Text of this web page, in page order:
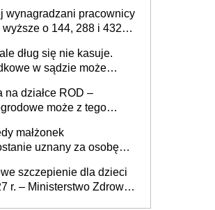
wynagradzani pracownicy
o 144, 288 i 432
dług się nie kasuje.
w sądzie może
działce ROD –
może z tego
dzierżawę)?
małżonek
uznany za osobę
szczepienie dla dzieci
r. – Ministerstwo Zdrowia